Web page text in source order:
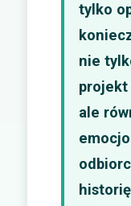
tylko
nie
projekt
ale